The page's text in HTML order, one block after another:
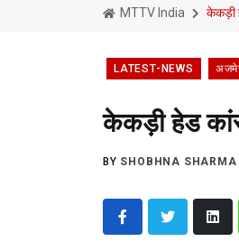
MTTV India केकड़ी
LATEST-NEWS
केकड़ी हेड
BY SHOBHNA SHARMA